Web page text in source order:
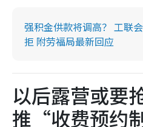
强积金供款将调高？ 工联
拒 附劳福局最新回应
以后露营或要
推“收费预约